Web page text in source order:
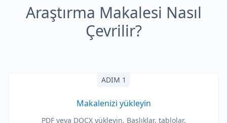
Araştırma Makalesi Nasıl
Çevrilir?
ADIM 1
Makalenizi yükleyin
PDF veya DOCX yükleyin. Başlıklar, tablolar,